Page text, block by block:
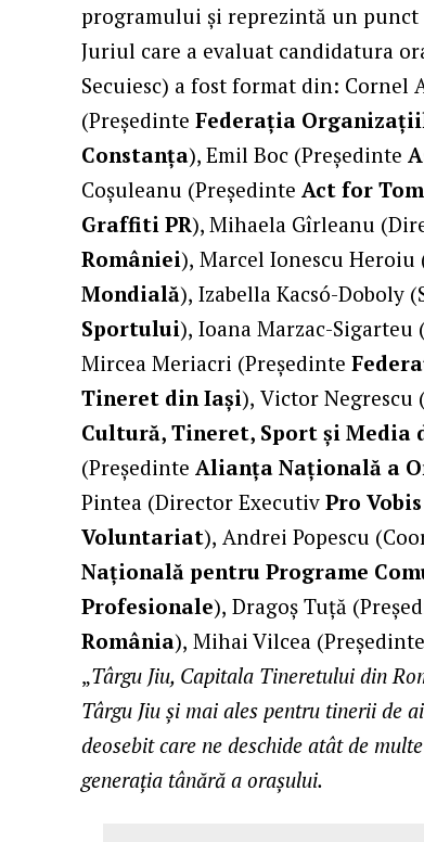
programului și reprezintă un
Juriul care a evaluat candidatura
Secuiesc) a fost format din: Cornel
(PreședinteFederația
Constanța), Emil Boc (Președinte
Coșuleanu (Președinte Act for
Graffiti PR), Mihaela Gîrleanu
României), Marcel Ionescu
Mondială), Izabella Kacsó-Doboly
Sportului), Ioana Marzac-
Mircea Meriacri (Președinte
Tineret din Iași), Victor Negrescu
Cultură, Tineret, Sport și Media
(Președinte Alianţa Naţională a
Pintea (Director ExecutivPro
Voluntariat), Andrei Popescu
Națională pentru Programe
Profesionale), Dragoș Tuță
România), Mihai Vilcea (Președinte
„Târgu Jiu, Capitala Tineretului din
Târgu Jiu și mai ales pentru tinerii de
deosebit care ne deschide atât de
generația tânără a orașului.